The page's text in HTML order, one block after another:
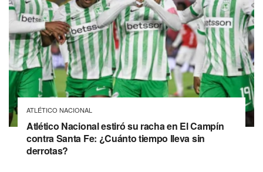
ATLÉTICO NACIONAL
Atlético Nacional estiró su racha en El Campín
contra Santa Fe: ¿Cuánto tiempo lleva sin
derrotas?